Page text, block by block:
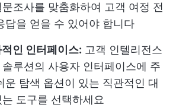
조사를 맞춤화하여 고객 여정 전
답을 얻을 수 있어야 합니다
인 인터페이스: 고객 인텔리전스
루션의 사용자 인터페이스에 주
운 탐색 옵션이 있는 직관적인 대
도구를 선택하세요